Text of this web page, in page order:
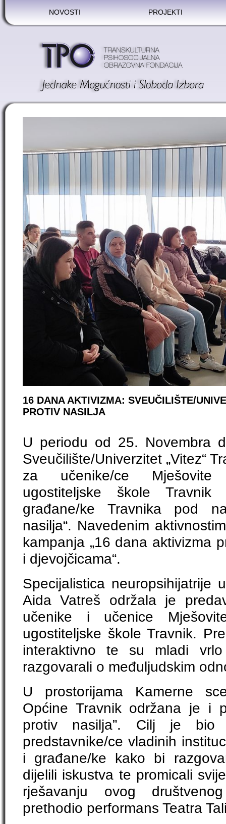
NOVOSTI PROJEKTI
16 DANA AKTIVIZMA: SVEUČILIŠTE/
PROTIV NASILJA
U periodu od 25. Novembra
Sveučilište/Univerzitet „Vitez“
za učenike/ce Mješovite
ugostiteljske škole
građane/ke Travnika pod
nasilja“. Navedenim
kampanja „16 dana aktivizma
i djevojčicama“.
Specijalistica neuropsihijatrije
Aida Vatreš održala je
učenike i učenice
ugostiteljske škole Travnik.
interaktivno te su mladi
razgovarali o međuljudskim
U prostorijama Kamerne
Općine Travnik održana je i
protiv nasilja”. Cilj je bio
predstavnike/ce vladinih
i građane/ke kako bi
dijelili iskustva te promicali
rješavanju ovog
prethodio performans Teatra